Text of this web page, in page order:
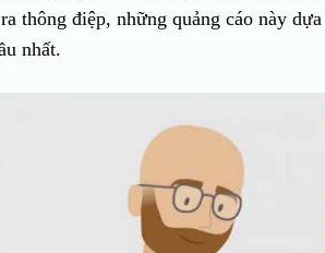
thông điệp, những quảng cáo này
nhất.